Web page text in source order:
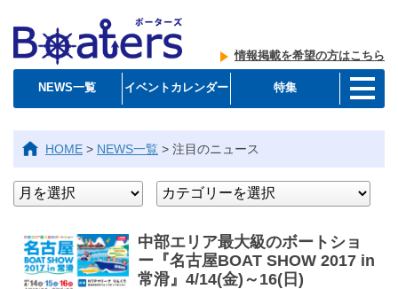
情報掲載を希望の方はこちら
NEWS一覧 イベントカレンダー 特集
HOME > NEWS一覧 > 注目のニュース
中部エリア最大級のボートショ
ー『名古屋BOAT SHOW 2017 in
常滑』4/14(金)～16(日)